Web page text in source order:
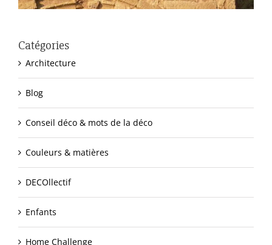
Catégories
Architecture
Blog
Conseil déco & mots de la déco
Couleurs & matières
DECOllectif
Enfants
Home Challenge